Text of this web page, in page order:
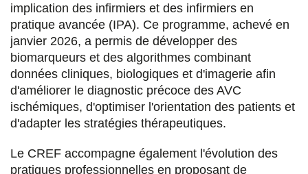
implication des infirmiers et des infirmiers en
pratique avancée (IPA). Ce programme, achevé en
janvier 2026, a permis de développer des
biomarqueurs et des algorithmes combinant
données cliniques, biologiques et d'imagerie afin
d'améliorer le diagnostic précoce des AVC
ischémiques, d'optimiser l'orientation des patients et
d'adapter les stratégies thérapeutiques.
Le CREF accompagne également l'évolution des
pratiques professionnelles en proposant de